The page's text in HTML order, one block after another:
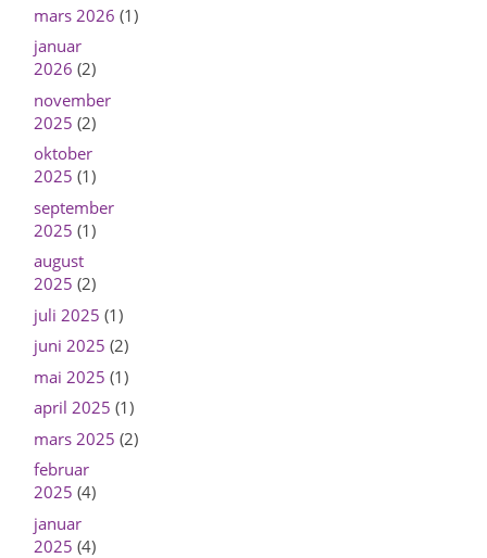
mars 2026 (1)
januar
2026 (2)
november
2025 (2)
oktober
2025 (1)
september
2025 (1)
august
2025 (2)
juli 2025 (1)
juni 2025 (2)
mai 2025 (1)
april 2025 (1)
mars 2025 (2)
februar
2025 (4)
januar
2025 (4)